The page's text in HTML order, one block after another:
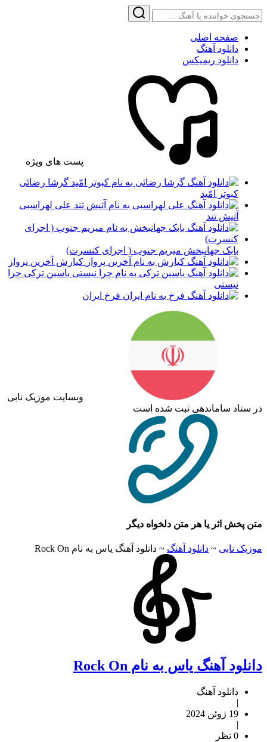
صفحه اصلی
دانلود آهنگ
دانلود ریمیکس
پست های ویژه
گرشا رضائی
کبوتر امّید
علی لهراسبی
آتیش تند
بابک جهانبخش میریم جنوب ( اجرای کنسرت)
کیارش آخرین پرواز
یاسین ترکی چرا
نیستی
فرخ ایران
وبسایت موزیک نابی
در ستاد ساماندهی ثبت شده است
متن پخش اثر یا هر متن دلخواه دیگر
موزیک نابی ~ دانلود آهنگ ~ دانلود آهنگ یاس به نام Rock On
دانلود آهنگ یاس به نام Rock On
دانلود آهنگ
|
19 ژوئن 2024
|
0 نظر